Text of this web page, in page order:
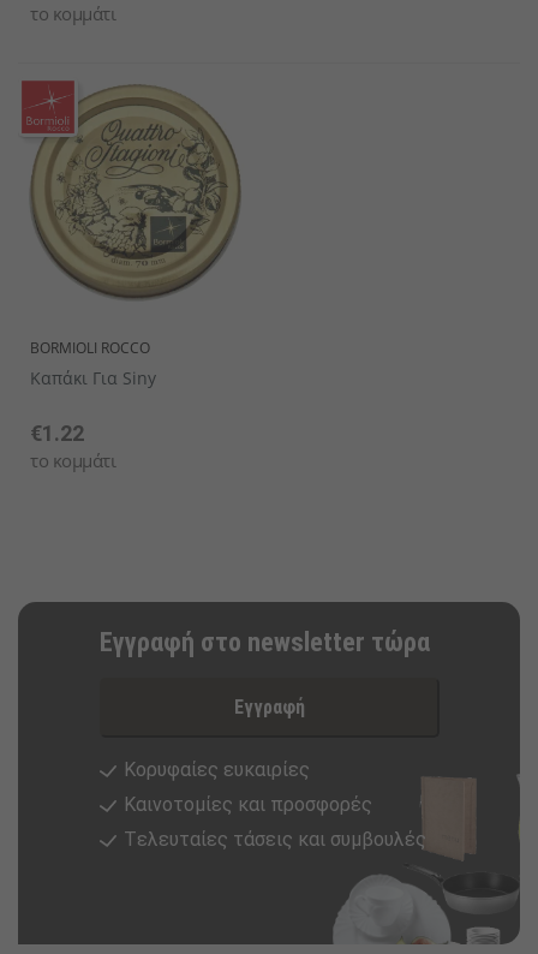
το κομμάτι
BORMIOLI ROCCO
Καπάκι Για Siny
€1.22
το κομμάτι
Εγγραφή στο newsletter τώρα
Εγγραφή
Κορυφαίες ευκαιρίες
Καινοτομίες και προσφορές
Tελευταίες τάσεις και συμβουλές